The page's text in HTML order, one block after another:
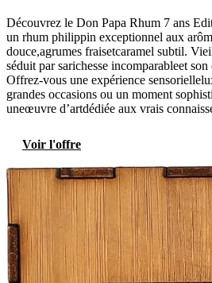
Découvrez le Don Papa Rhum 7 ans
un rhum philippin exceptionnel aux
douce,agrumes fraisetcaramel subtil.
séduit par sarichesse incomparableet
Offrez-vous une expérience
grandes occasions ou un moment
uneœuvre d’artdédiée aux vrais
Voir l'offre